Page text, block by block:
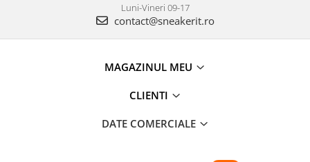
Luni-Vineri 09-17
contact@sneakerit.ro
MAGAZINUL MEU
CLIENTI
DATE COMERCIALE